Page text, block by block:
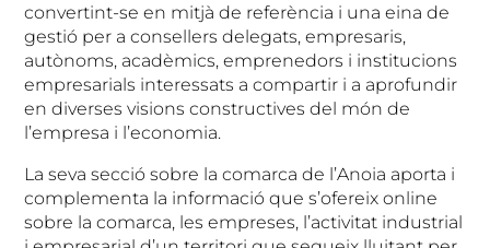
convertint-se en mitjà de referència i una eina de
gestió per a consellers delegats, empresaris,
autònoms, acadèmics, emprenedors i institucions
empresarials interessats a compartir i a aprofundir
en diverses visions constructives del món de
l’empresa i l’economia.
La seva secció sobre la comarca de l’Anoia aporta i
complementa la informació que s’ofereix online
sobre la comarca, les empreses, l’activitat industrial